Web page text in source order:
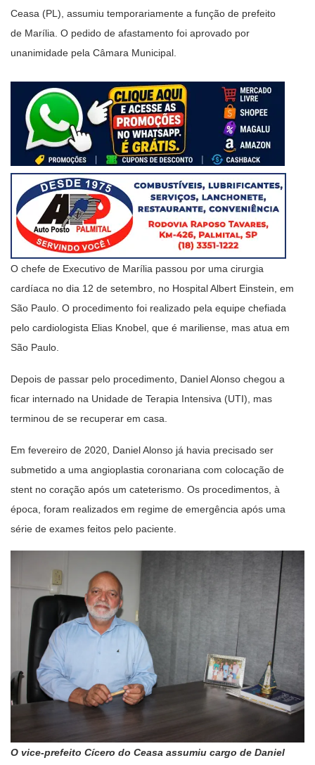
Ceasa (PL), assumiu temporariamente a função de prefeito
de Marília. O pedido de afastamento foi aprovado por
unanimidade pela Câmara Municipal.
O chefe de Executivo de Marília passou por uma cirurgia
cardíaca no dia 12 de setembro, no Hospital Albert Einstein, em
São Paulo. O procedimento foi realizado pela equipe chefiada
pelo cardiologista Elias Knobel, que é mariliense, mas atua em
São Paulo.
Depois de passar pelo procedimento, Daniel Alonso chegou a
ficar internado na Unidade de Terapia Intensiva (UTI), mas
terminou de se recuperar em casa.
Em fevereiro de 2020, Daniel Alonso já havia precisado ser
submetido a uma angioplastia coronariana com colocação de
stent no coração após um cateterismo. Os procedimentos, à
época, foram realizados em regime de emergência após uma
série de exames feitos pelo paciente.
O vice-prefeito Cícero do Ceasa assumiu cargo de Daniel